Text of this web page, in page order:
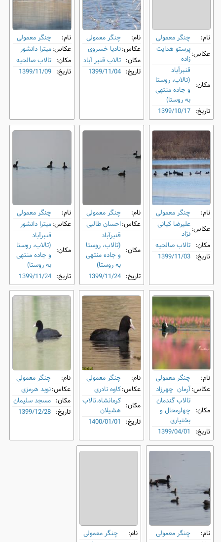
نام:
چنگر معمولی
عکاس:پرستو هدایت
زاده
مکان:
قنبرآباد
(تالاب، روستا
و جاده منتهی
به روستا)
تاریخ: 1399/10/17
نام:
چنگر معمولی
عکاس:نادیا خسروی
مکان: تالاب قنبر آباد
تاریخ: 1399/11/04
نام:
چنگر معمولی
عکاس:میترا دانشور
مکان: تالاب صالحیه
تاریخ: 1399/11/09
نام:
چنگر معمولی
عکاس:علیرضا کیانی
نژاد
مکان: تالاب صالحیه
تاریخ: 1399/11/03
نام:
چنگر معمولی
عکاس:احسان طالبی
مکان:
قنبرآباد
(تالاب، روستا
و جاده منتهی
به روستا)
تاریخ: 1399/11/24
نام:
چنگر معمولی
عکاس:میترا دانشور
مکان:
قنبرآباد
(تالاب، روستا
و جاده منتهی
به روستا)
تاریخ: 1399/11/24
نام:
چنگر معمولی
عکاس:آرمان چهرزاد
مکان:
تالاب گندمان
چهارمحال و
بختیاری
تاریخ: 1399/04/01
نام:
چنگر معمولی
عکاس:کاوه نادری
مکان: کرمانشاه.تالاب
هشیلان
تاریخ: 1400/01/01
نام:
چنگر معمولی
عکاس:نوید هرمزی
مکان: مسجد سلیمان
تاریخ: 1399/12/28
نام:
چنگر معمولی
نام:
چنگر معمولی